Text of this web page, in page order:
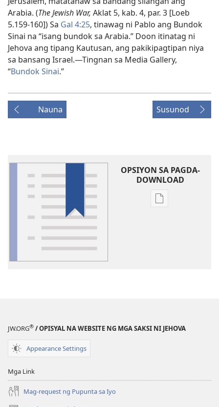
Arabia. (The Jewish War, Aklat 5, kab. 4, par. 3 [Loeb
5.159-160]) Sa Gal 4:25, tinawag ni Pablo ang Bundok
Sinai na “isang bundok sa Arabia.” Doon itinatag ni
Jehova ang tipang Kautusan, ang pakikipagtipan niya
sa bansang Israel.—Tingnan sa Media Gallery,
“Bundok Sinai.”
Nauna Susunod
OPSIYON SA PAGDA-
DOWNLOAD
Opsiyon
JW.ORG® / OPISYAL NA WEBSITE NG MGA SAKSI NI JEHOVA
Appearance Settings
Mga Link
Mag-request ng Pupunta sa Iyo